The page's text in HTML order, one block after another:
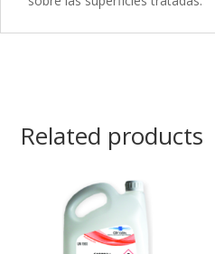
Related products